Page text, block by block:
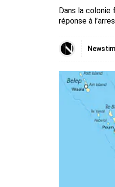
Dans la colonie
réponse à